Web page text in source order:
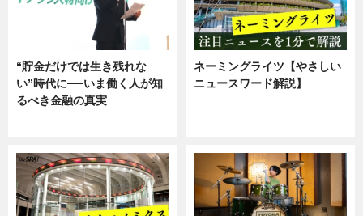
“貯金だけでは生き残れな
い”時代に──いま働く人が知
るべき金融の真実
ネーミングライツ【やさしい
ニュースワード解説】